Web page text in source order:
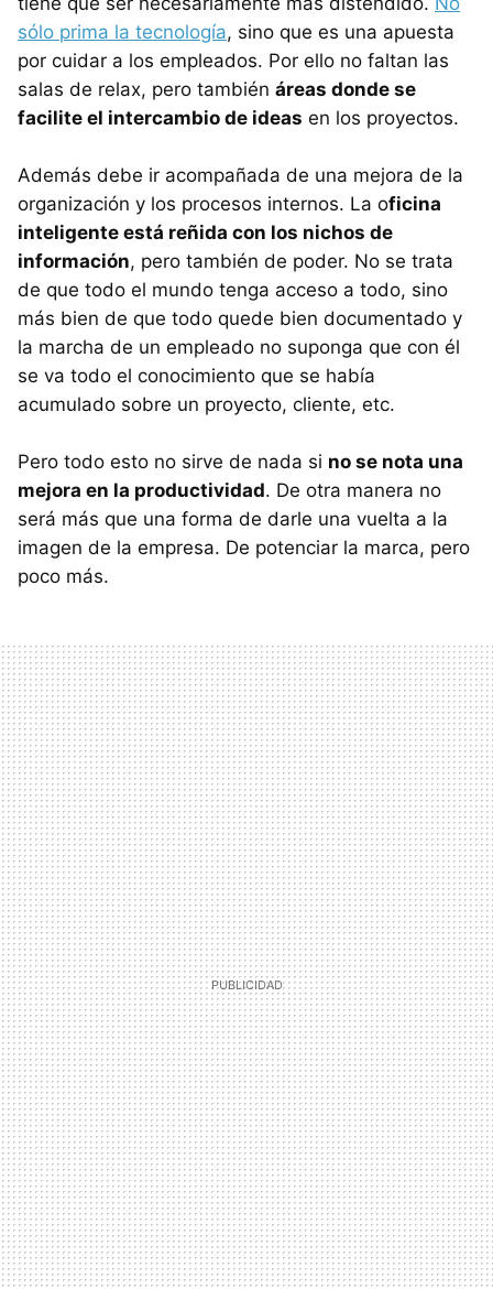
sólo prima la tecnología, sino que es una apuesta
por cuidar a los empleados. Por ello no faltan las
salas de relax, pero también áreas donde se
facilite el intercambio de ideas en los proyectos.
Además debe ir acompañada de una mejora de la
organización y los procesos internos. La oficina
inteligente está reñida con los nichos de
información, pero también de poder. No se trata
de que todo el mundo tenga acceso a todo, sino
más bien de que todo quede bien documentado y
la marcha de un empleado no suponga que con él
se va todo el conocimiento que se había
acumulado sobre un proyecto, cliente, etc.
Pero todo esto no sirve de nada si no se nota una
mejora en la productividad. De otra manera no
será más que una forma de darle una vuelta a la
imagen de la empresa. De potenciar la marca, pero
poco más.